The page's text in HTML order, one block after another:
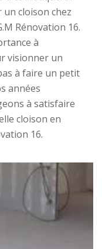
cloison chez
Rénovation 16.
à
visionner un
à faire un petit
années
à satisfaire
cloison en
16.